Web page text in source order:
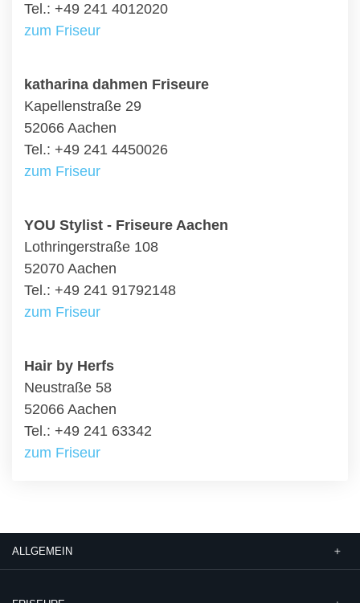
Tel.: +49 241 4012020
zum Friseur
katharina dahmen Friseure
Kapellenstraße 29
52066 Aachen
Tel.: +49 241 4450026
zum Friseur
YOU Stylist - Friseure Aachen
Lothringerstraße 108
52070 Aachen
Tel.: +49 241 91792148
zum Friseur
Hair by Herfs
Neustraße 58
52066 Aachen
Tel.: +49 241 63342
zum Friseur
ALLGEMEIN